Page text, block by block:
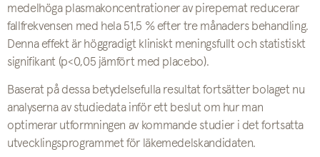
medelhöga plasmakoncentrationer av pirepemat reducerar
fallfrekvensen med hela 51,5 % efter tre månaders behandling.
Denna effekt är höggradigt kliniskt meningsfullt och statistiskt
signifikant (p<0,05 jämfört med placebo).
Baserat på dessa betydelsefulla resultat fortsätter bolaget nu
analyserna av studiedata inför ett beslut om hur man
optimerar utformningen av kommande studier i det fortsatta
utvecklingsprogrammet för läkemedelskandidaten.